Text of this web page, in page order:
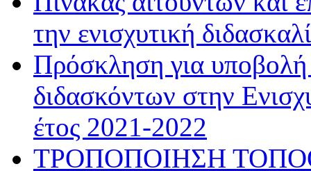
την ενισχυτική
Πρόσκληση για
διδασκόντων στην
έτος 2021-2022
ΤΡΟΠΟΠΟΙΗΣΗ